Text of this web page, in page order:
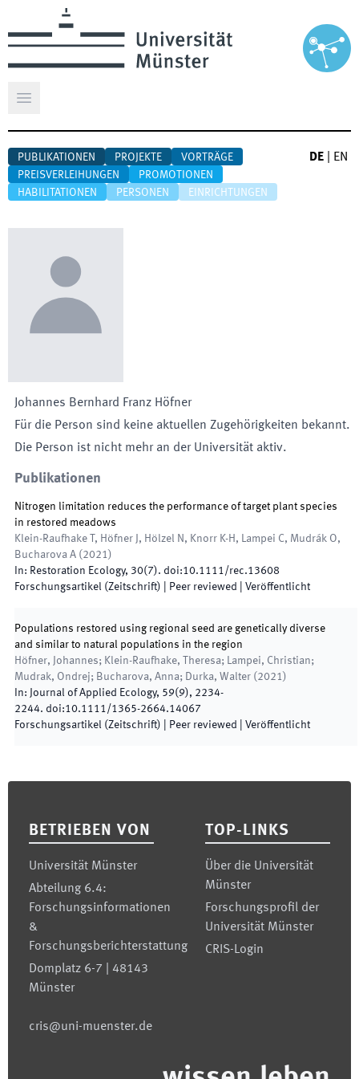
Hauptmenü öffnen
PUBLIKATIONEN PROJEKTE
VORTRÄGE
PREISVERLEIHUNGEN
PROMOTIONEN
HABILITATIONEN
PERSONEN EINRICHTUNGEN
DE EN
Johannes Bernhard Franz Höfner
Für die Person sind keine aktuellen Zugehörigkeiten bekannt.
Die Person ist nicht mehr an der Universität aktiv.
Publikationen
Nitrogen limitation reduces the performance of target plant species
in restored meadows
Klein-Raufhake T, Höfner J, Hölzel N, Knorr K-H, Lampei C, Mudrák O,
Bucharova A ( 2021)
In: Restoration Ecology, 30(7). doi:10.1111/rec.13608
Forschungsartikel (Zeitschrift) | Peer reviewed Veröffentlicht
Populations restored using regional seed are genetically diverse
and similar to natural populations in the region
Höfner, Johannes; Klein-Raufhake, Theresa; Lampei, Christian;
Mudrak, Ondrej; Bucharova, Anna; Durka, Walter ( 2021)
In: Journal of Applied Ecology, 59(9), 2234-
2244. doi:10.1111/1365-2664.14067
Forschungsartikel (Zeitschrift) | Peer reviewed Veröffentlicht
BETRIEBEN VON
Universität Münster
Abteilung 6.4:
Forschungsinformationen
&
Forschungsberichterstattung
Domplatz 6-7 | 48143
Münster
cris@uni-muenster.de
TOP-LINKS
Über die Universität
Münster
Forschungsprofil der
Universität Münster
CRIS-Login